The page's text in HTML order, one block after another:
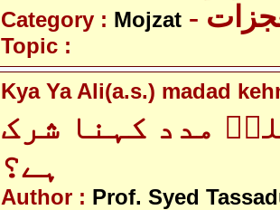
Category : Mojzat
Topic :
Kya Ya Ali(a.s.) madad
مدد کہنا شرک
ہے؟
Author : Prof. Syed